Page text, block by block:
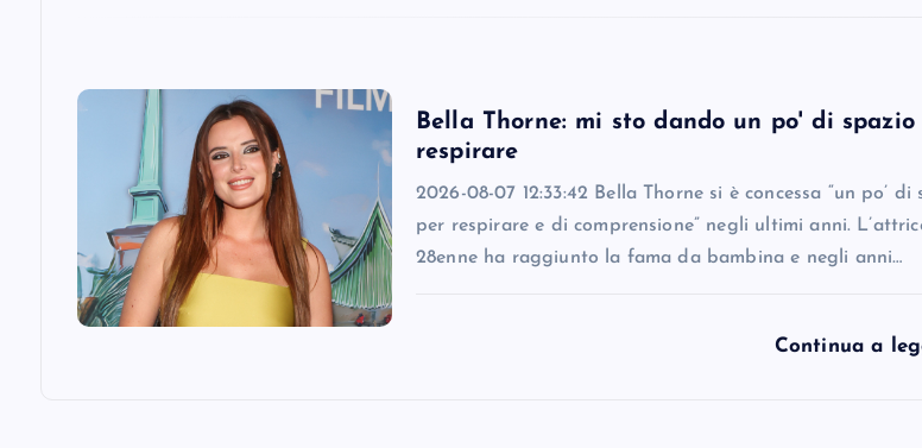
Bella Thorne: mi sto dando un po' di spazio
respirare
2026-08-07 12:33:42 Bella Thorne si è concessa “un po’ di
per respirare e di comprensione” negli ultimi anni.
28enne ha raggiunto la fama da bambina e negli anni…
Continua a